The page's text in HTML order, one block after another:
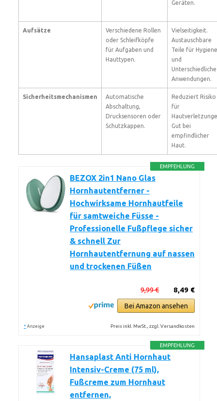
Geräten.
Aufsätze
Verschiedene Rollen
oder Schleifköpfe
für Aufgaben und
Hauttypen.
Vielseitigkeit.
Austauschbare
Teile für Hygiene
und
Unterschiedliche
Anwendungen.
Sicherheitsmechanismen
Automatische
Abschaltung,
Drucksensoren oder
Schutzkappen.
Reduziert Risiko
für
Gut bei
empfindlicher
Haut.
EMPFEHLUNG
BEZOX 2in1 Nano Glas
Hornhautentferner -
Hochwirksame Hornhautfeile
für samtweiche Füsse -
Professionelle Fußpflege sicher
& schnell Zur
Hornhautentfernung auf nassen
und trockenen Füßen
8,49 €
9,99 €
Bei Amazon ansehen
* Anzeige Preis inkl. MwSt., zzgl. Versandkosten
EMPFEHLUNG
Hansaplast Anti Hornhaut
Intensiv-Creme (75 ml),
Fußcreme zum Hornhaut
entfernen,